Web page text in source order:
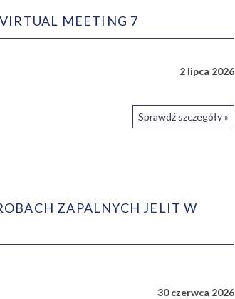
MEETING 7
2 lipca 2026
Sprawdź szczegóły »
ZAPALNYCH JELIT W
30 czerwca 2026